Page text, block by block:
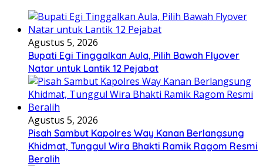
Agustus 5, 2026
Bupati Egi Tinggalkan Aula, Pilih Bawah Flyover
Natar untuk Lantik 12 Pejabat
Agustus 5, 2026
Pisah Sambut Kapolres Way Kanan Berlangsung
Khidmat, Tunggul Wira Bhakti Ramik Ragom Resmi
Beralih